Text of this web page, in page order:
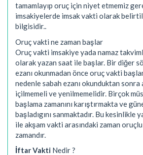
tamamlayıp oruç için niyet etmemiz
imsakiyelerde imsak vakti olarak
bilgisidir..
Oruç vakti ne zaman başlar
Oruç vakti imsakiye yada namaz
olarak yazan saat ile başlar. Bir diğer
ezanı okunmadan önce oruç vakti
nedenle sabah ezanı okunduktan sonra
içilmemeli ve yenilmemelidir. Birçok
başlama zamanını karıştırmakta ve
başladıgını sanmaktadır. Bu kesinlikle
ile akşam vakti arasındaki zaman
zamandır.
İftar Vakti Nedir ?